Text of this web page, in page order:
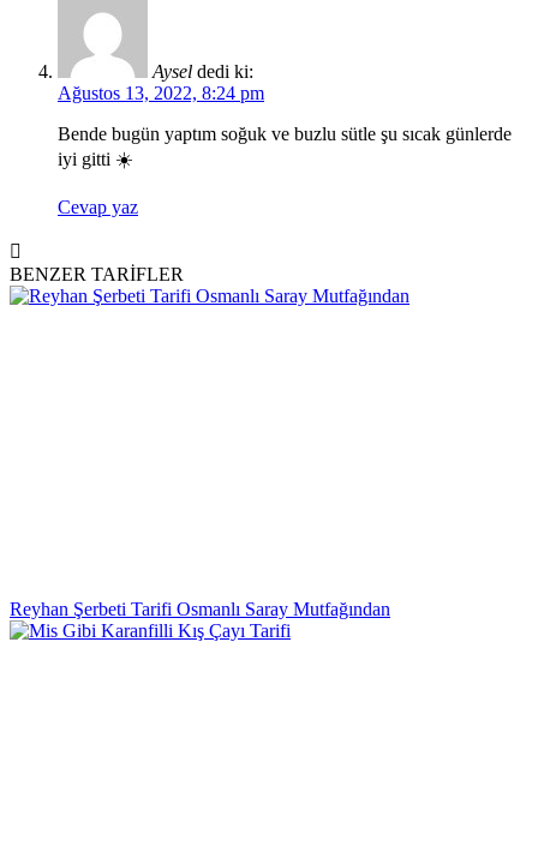
Aysel dedi ki:
Ağustos 13, 2022, 8:24 pm
Bende bugün yaptım soğuk ve buzlu sütle şu sıcak günlerde
iyi gitti ☀️
Cevap yaz
BENZER TARİFLER
Reyhan Şerbeti Tarifi Osmanlı Saray Mutfağından